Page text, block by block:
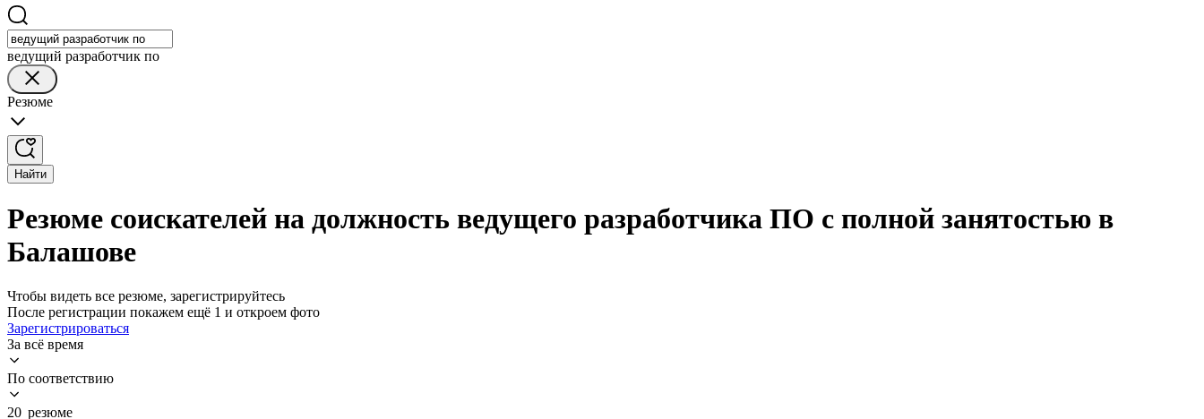
ведущий разработчик по
Резюме
Найти
Резюме соискателей на должность ведущего разработчика ПО с полной занятостью в
Балашове
Чтобы видеть все резюме, зарегистрируйтесь
После регистрации покажем ещё 1 и откроем фото
Зарегистрироваться
За всё время
По соответствию
20 резюме